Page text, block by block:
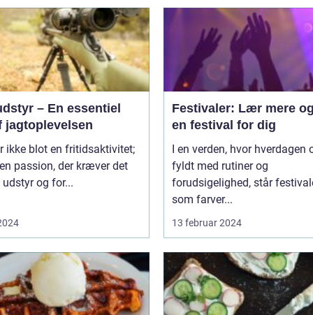
– En essentiel
jagtoplevelsen
ikke blot en fritidsaktivitet;
passion, der kræver det
og for...
Festivaler: Lær mere
en festival for dig
I en verden, hvor hverdagen
fyldt med rutiner og
forudsigelighed, står
som farver...
13 februar 2024